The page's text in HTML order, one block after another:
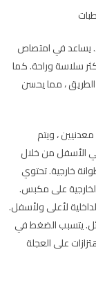
يساعد في امتصاص
سلاسة وراحة. كما
، مما يحسن
، ويتم
الأسفل من خلال
خارجية. تحتوي
على مكبس.
لأعلى ولأسفل.
يتسبب الضغط في
على العجلة